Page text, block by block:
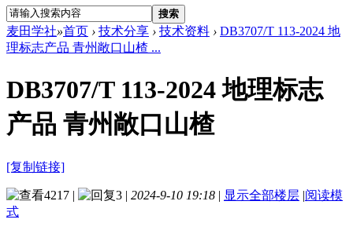
搜索
麦田学社»首页 › 技术分享 › 技术资料 › DB3707/T 113-2024 地
理标志产品 青州敞口山楂 ...
DB3707/T 113-2024 地理标志
产品 青州敞口山楂
[复制链接]
4217 | 3 | 2024-9-10 19:18 | 显示全部楼层 |阅读模
式